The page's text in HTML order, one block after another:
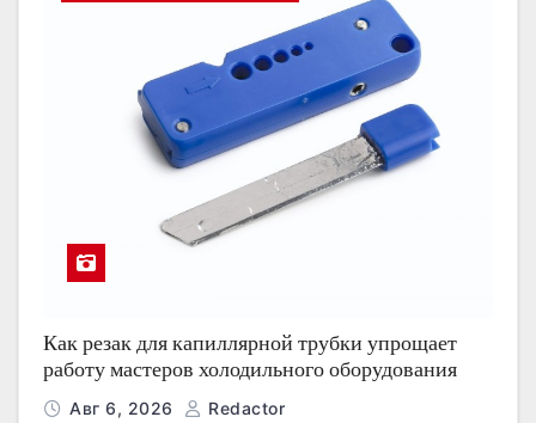
Как резак для капиллярной трубки упрощает
работу мастеров холодильного оборудования
Авг 6, 2026 Redactor